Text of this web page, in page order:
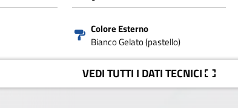
Colore Esterno
Bianco Gelato (pastello)
VEDITUTTI I DATITECNICI